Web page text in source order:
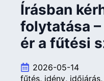
Írásban
folytatása
ér a fűtési
2026-05-14
fűtés idény időjárás